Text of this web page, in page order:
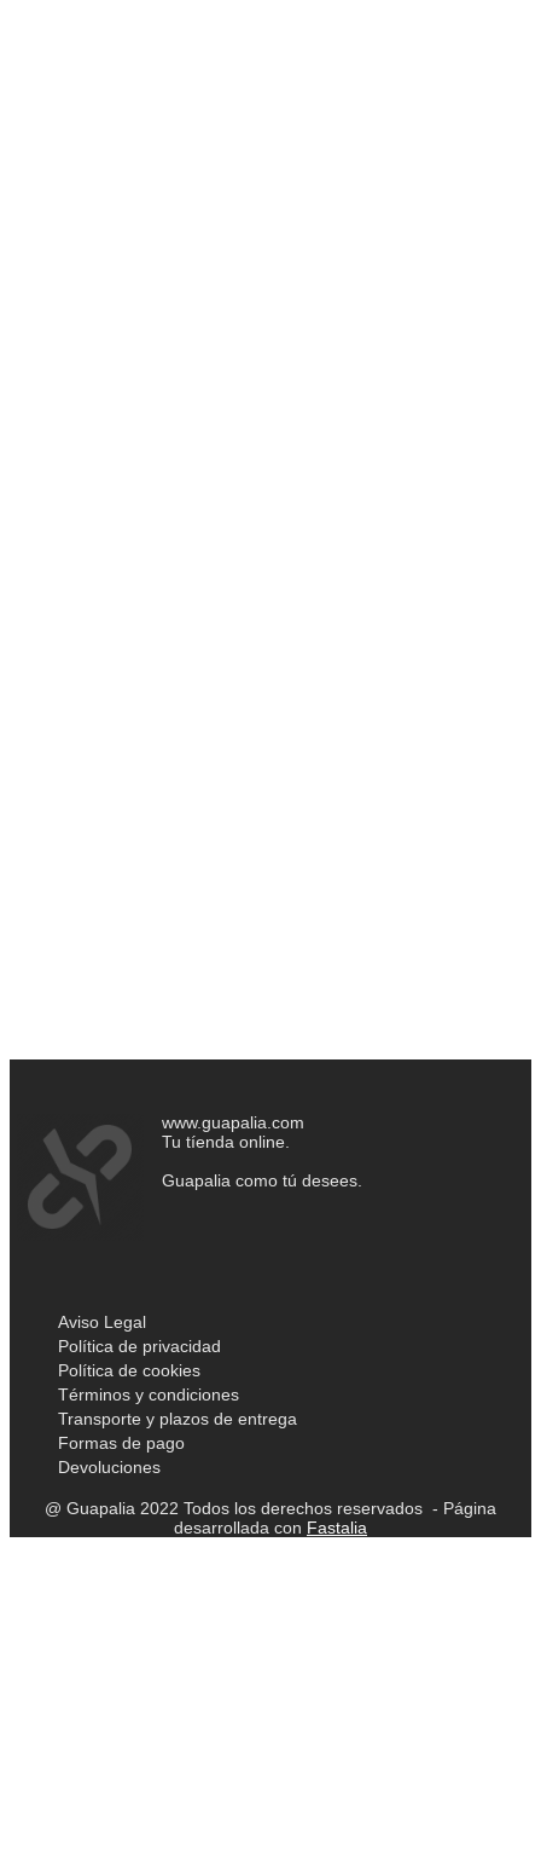
www.guapalia.com
Tu tíenda online.
Guapalia como tú desees.
Aviso Legal
Política de privacidad
Política de cookies
Términos y condiciones
Transporte y plazos de entrega
Formas de pago
Devoluciones
@ Guapalia 2022 Todos los derechos reservados - Página
desarrollada con Fastalia